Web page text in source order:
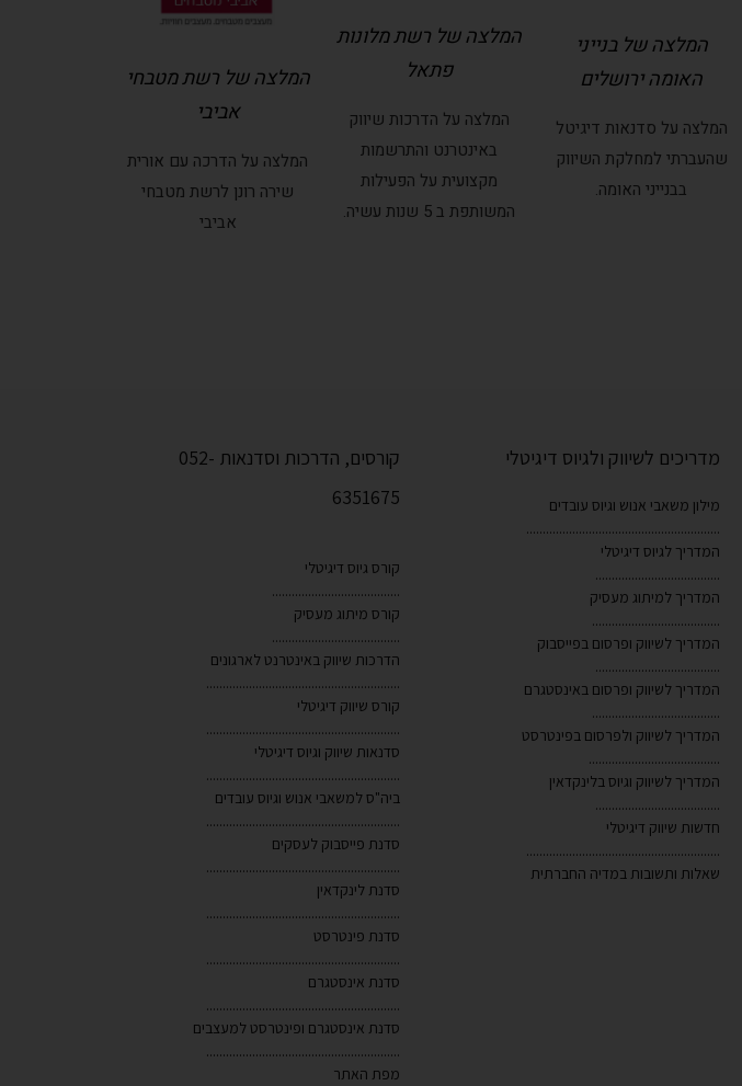
המלצה של בנייני
האומה ירושלים
המלצה על סדנאות דיגיטל
שהעברתי למחלקת השיווק
בבנייני האומה.
המלצה של רשת מלונות
פתאל
המלצה על הדרכות שיווק
באינטרנט והתרשמות
מקצועית על הפעילות
המשותפת ב 5 שנות עשיה.
המלצה של רשת מטבחי
אביבי
המלצה על הדרכה עם אורית
שירה רונן לרשת מטבחי
אביבי
מדריכים לשיווק ולגיוס דיגיטלי
מילון משאבי אנוש וגיוס עובדים
...........................................................
המדריך לגיוס דיגיטלי
......................................
המדריך למיתוג מעסיק
.......................................
המדריך לשיווק ופרסום בפייסבוק
......................................
המדריך לשיווק ופרסום באינסטגרם
.......................................
המדריך לשיווק ולפרסום בפינטרסט
........................................
המדריך לשיווק וגיוס בלינקדאין
......................................
חדשות שיווק דיגיטלי
...........................................................
שאלות ותשובות במדיה החברתית
קורסים, הדרכות וסדנאות 052-
6351675
קורס גיוס דיגיטלי
.......................................
קורס מיתוג מעסיק
.......................................
הדרכות שיווק באינטרנט לארגונים
...........................................................
קורס שיווק דיגיטלי
...........................................................
סדנאות שיווק וגיוס דיגיטלי
...........................................................
ביה"ס למשאבי אנוש וגיוס עובדים
...........................................................
סדנת פייסבוק לעסקים
...........................................................
סדנת לינקדאין
...........................................................
סדנת פינטרסט
...........................................................
סדנת אינסטגרם
...........................................................
סדנת אינסטגרם ופינטרסט למעצבים
...........................................................
מפת האתר